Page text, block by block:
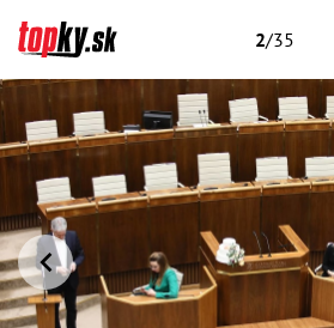
2/35